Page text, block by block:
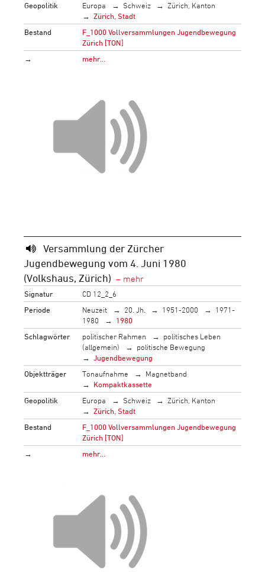
Geopolitik
Europa Schweiz
Zürich, Kanton
Zürich, Stadt
Bestand
F_1000 Vollversammlungen Jugendbewegung
Zürich [TON]
→
mehr…
Versammlung der Zürcher
Jugendbewegung vom 4. Juni 1980
(Volkshaus, Zürich)
Signatur
CD 12_2_6
Periode
Neuzeit 20. Jh. 1951-2000
1971-
1980
1980
Schlagwörter
politischer Rahmen
politisches Leben
(allgemein)
politische Bewegung
Jugendbewegung
Objektträger
Tonaufnahme
Magnetband
Kompaktkassette
Geopolitik
Europa Schweiz
Zürich, Kanton
Zürich, Stadt
Bestand
F_1000 Vollversammlungen Jugendbewegung
Zürich [TON]
→
mehr…